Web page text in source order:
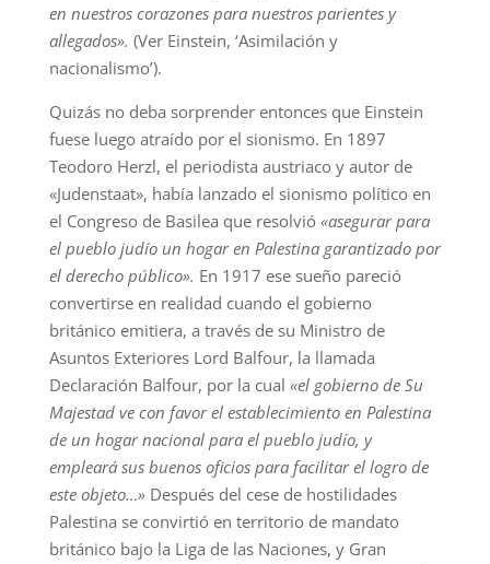
en nuestros corazones para nuestros parientes y
allegados». (Ver Einstein, ‘Asimilación y
nacionalismo’).
Quizás no deba sorprender entonces que Einstein
fuese luego atraído por el sionismo. En 1897
Teodoro Herzl, el periodista austriaco y autor de
«Judenstaat», había lanzado el sionismo político en
el Congreso de Basilea que resolvió «asegurar para
el pueblo judío un hogar en Palestina garantizado por
el derecho público». En 1917 ese sueño pareció
convertirse en realidad cuando el gobierno
británico emitiera, a través de su Ministro de
Asuntos Exteriores Lord Balfour, la llamada
Declaración Balfour, por la cual «el gobierno de Su
Majestad ve con favor el establecimiento en Palestina
de un hogar nacional para el pueblo judío, y
empleará sus buenos oficios para facilitar el logro de
este objeto…»Después del cese de hostilidades
Palestina se convirtió en territorio de mandato
británico bajo la Liga de las Naciones, y Gran